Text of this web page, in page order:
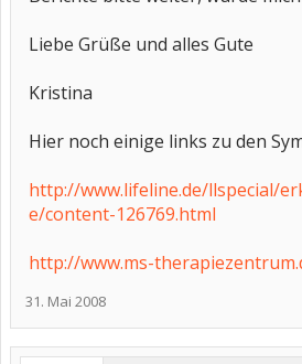
Liebe Grüße und alles Gute
Kristina
Hier noch einige links zu den
http://www.lifeline.de/llspecial/
e/content-126769.html
http://www.ms-
31. Mai 2008